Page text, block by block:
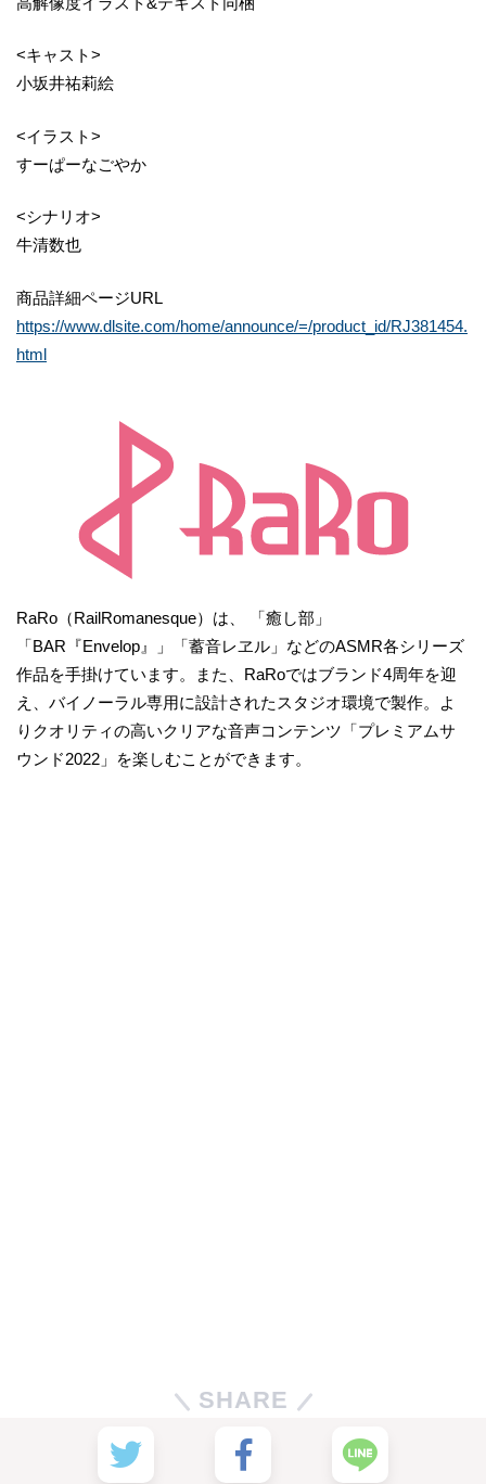
<キャスト>
小坂井祐莉絵
<イラスト>
すーぱーなごやか
<シナリオ>
牛清数也
商品詳細ページURL
https://www.dlsite.com/home/announce/=/product_id/RJ381454.
html
RaRo（RailRomanesque）は、 「癒し部」
「BAR『Envelop』」「蓄音レヱル」などのASMR各シリーズ
作品を手掛けています。また、RaRoではブランド4周年を迎
え、バイノーラル専用に設計されたスタジオ環境で製作。よ
りクオリティの高いクリアな音声コンテンツ「プレミアムサ
ウンド2022」を楽しむことができます。
SHARE